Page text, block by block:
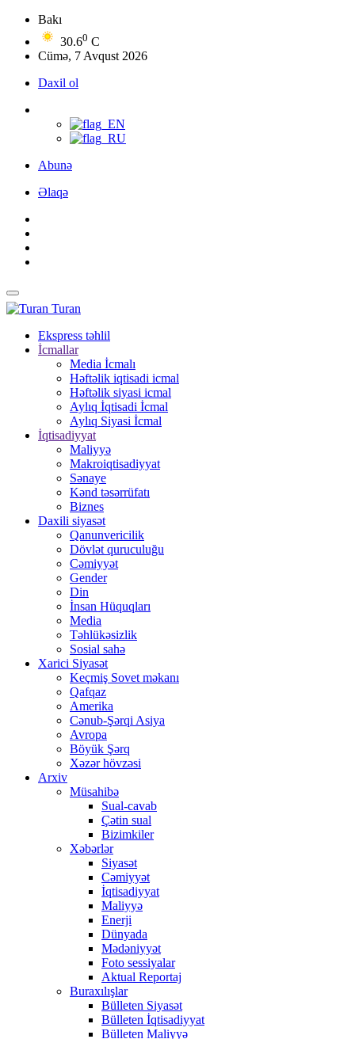
Bakı
30.60 C
Cümə, 7 Avqust 2026
Daxil ol
Abunə
Əlaqə
Turan
Ekspress təhlil
İcmallar
Media İcmalı
Həftəlik iqtisadi icmal
Həftəlik siyasi icmal
Aylıq İqtisadi İcmal
Aylıq Siyasi İcmal
İqtisadiyyat
Maliyyə
Makroiqtisadiyyat
Sənaye
Kənd təsərrüfatı
Biznes
Daxili siyasət
Qanunvericilik
Dövlət quruculuğu
Cəmiyyət
Gender
Din
İnsan Hüquqları
Media
Təhlükəsizlik
Sosial sahə
Xarici Siyasət
Keçmiş Sovet məkanı
Qafqaz
Amerika
Cənub-Şərqi Asiya
Avropa
Böyük Şərq
Xəzər hövzəsi
Arxiv
Müsahibə
Sual-cavab
Çətin sual
Bizimkiler
Xəbərlər
Siyasət
Cəmiyyət
İqtisadiyyat
Maliyyə
Enerji
Dünyada
Mədəniyyət
Foto sessiyalar
Aktual Reportaj
Buraxılışlar
Bülleten Siyasət
Bülleten İqtisadiyyat
Bülleten Maliyyə